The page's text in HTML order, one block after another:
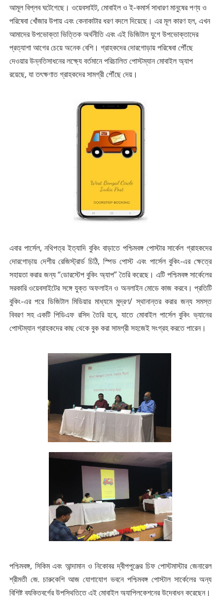
আমূল বিপ্লব ঘটেগেছে। ওয়েবসাইট, মোবাইল ও ই-কমার্স সাধারণ মানুষের পণ্য ও
পরিষেবা খোঁজার উপায় এবং কেনাকাটার ধরণ বদলে দিয়েছে। এর মূল কারণ হল, এখন
আমাদের উপভোক্তা ভিত্তিক অর্থনীতি এবং এই ডিজিটাল যুগে উপভোক্তাদের
প্রত্যাশা আগের চেয়ে অনেক বেশি। গ্রাহকদের দোরগোড়ায় পরিষেবা পৌঁছে
দেওয়ার উন্নতিসাধনের লক্ষ্যে বর্তমানে পরিচালিত পোস্টম্যান মোবাইল অ্যাপ
রয়েছে, যা তৎক্ষণাত গ্রাহকদের সামগ্রী পৌঁছে দেয়।
এবার পার্সেল, নথিপত্র ইত্যাদি বুকিং বাড়াতে পশ্চিমবঙ্গ পোস্টার সার্কেল গ্রাহকদের
দোরগোড়ায় দেশীয় রেজিস্ট্রার্ড চিঠি, স্পিড পোস্ট এবং পার্সেল বুকিং-এর ক্ষেত্রে
সহায়তা করার জন্য “ডোরস্টেপ বুকিং অ্যাপ” তৈরি করেছে। এটি পশ্চিমবঙ্গ সার্কেলের
সরকারি ওয়েবসাইটের সঙ্গে যুক্ত অফলাইন ও অনলাইন মোডে কাজ করবে। প্রতিটি
বুকিং-এর পরে ডিজিটাল মিডিয়ার মাধ্যমে মুদ্রণ/ স্থানান্তর করার জন্য সমস্ত
বিবরণ সহ একটি পিডিএফ রসিদ তৈরি হবে, যাতে মোবাইল পার্সেল বুকিং ভ্যানের
পোস্টম্যান গ্রাহকদের কাছ থেকে বুক করা সামগ্রী সহজেই সংগ্রহ করতে পারেন।
পশ্চিমবঙ্গ, সিকিম এবং আন্দামান ও নিকোবর দ্বীপপুঞ্জের চিফ পোস্টমাস্টার জেনারেল
শ্রীমতী জে. চারুকেশি আজ যোগাযোগ ভবনে পশ্চিমবঙ্গ পোস্টাল সার্কেলের অন্য
বিশিষ্ট ব্যক্তিবর্গের উপস্থিতিতে এই মোবাইল অ্যাপ্লিকেশনের উদ্বোধন করেছেন।